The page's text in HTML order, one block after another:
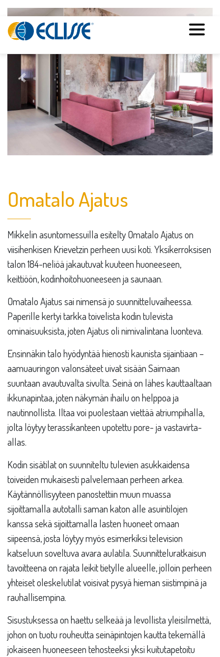
Previous Next
Omatalo Ajatus
Mikkelin asuntomessuilla esitelty Omatalo Ajatus on
viisihenkisen Krievetzin perheen uusi koti. Yksikerroksisen
talon 184-neliöä jakautuvat kuuteen huoneeseen,
keittiöön, kodinhoitohuoneeseen ja saunaan.
Omatalo Ajatus sai nimensä jo suunnitteluvaiheessa.
Paperille kertyi tarkka toivelista kodin tulevista
ominaisuuksista, joten Ajatus oli nimivalintana luonteva.
Ensinnäkin talo hyödyntää hienosti kaunista sijaintiaan –
aamuauringon valonsäteet uivat sisään Saimaan
suuntaan avautuvalta sivulta. Seinä on lähes kauttaaltaan
ikkunapintaa, joten näkymän ihailu on helppoa ja
nautinnollista. Iltaa voi puolestaan viettää atriumpihalla,
jolta löytyy terassikanteen upotettu pore- ja vastavirta-
allas.
Kodin sisätilat on suunniteltu tulevien asukkaidensa
toiveiden mukaisesti palvelemaan perheen arkea.
Käytännöllisyyteen panostettiin muun muassa
sijoittamalla autotalli saman katon alle asuintilojen
kanssa sekä sijoittamalla lasten huoneet omaan
siipeensä, josta löytyy myös esimerkiksi television
katseluun soveltuva avara aulatila. Suunnitteluratkaisun
tavoitteena on rajata leikit tietylle alueelle, jolloin perheen
yhteiset oleskelutilat voisivat pysyä hieman siistimpinä ja
rauhallisempina.
Sisustuksessa on haettu selkeää ja levollista yleisilmettä,
johon on tuotu rouheutta seinäpintojen kautta tekemällä
jokaiseen huoneeseen tehosteeksi yksi kuitutapetoitu